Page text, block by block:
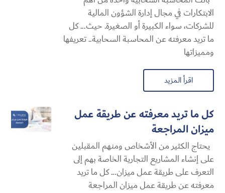
الابتكارات في مجال إدارة الشؤون المالية
للشركات، سواء الكبيرة أو الصغيرة. حيث... كل
ما تريد معرفته عن المحاسبة السحابية​.. تعريفها
ومميزاتها
اقرأ المزيد
كل ما تريد معرفته عن طريقة عمل
ميزان المراجعة
يحتاج الكثير من الأشخاص ومنهم المقبلين
على إنشاء المشاريع التجارية الخاصة بهم إلى
التعرف على طريقة عمل ميزان... كل ما تريد
معرفته عن طريقة عمل ميزان المراجعة